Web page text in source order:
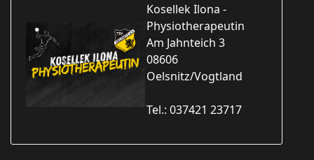
Kosellek Ilona -
Physiotherapeutin
Am Jahnteich 3
08606
Oelsnitz/Vogtland
Tel.: 037421 23717